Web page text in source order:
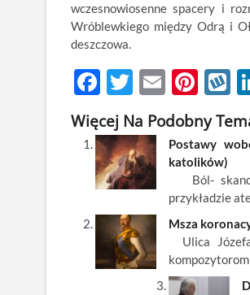
wczesnowiosenne spacery i
Wróblewkiego między Odrą i
deszczowa.
F
ac
e
b
o
o
k
T
w
itt
er
E
m
ail
Pi
nt
er
es
t
k
p
Więcej Na Podobny
Postawy
katolików)
Ból-
przykładzie
Msza
Ulica Józefa